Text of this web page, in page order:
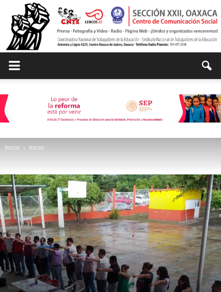
de
Social
de
Inicio Inicio
Inicio Últimas notas